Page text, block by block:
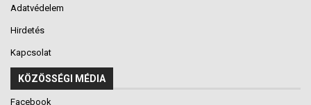
Adatvédelem
Hirdetés
Kapcsolat
KÖZÖSSÉGI MÉDIA
Facebook